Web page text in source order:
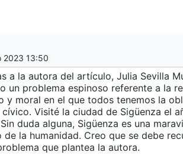
2023 13:50
a la autora del artículo, Julia Sevilla
un problema espinoso referente a la
y moral en el que todos tenemos la
Visité la ciudad de Sigüenza el
duda alguna, Sigüenza es una
la humanidad. Creo que se debe
que plantea la autora.